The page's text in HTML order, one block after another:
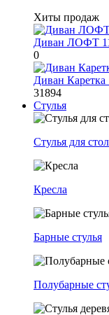
Хиты продаж
Диван ЛОФТ
0
Диван
31894
Стулья
Стулья для
Кресла
Барные стулья
Полубарные